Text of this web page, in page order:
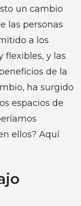
un cambio
las personas
a los
flexibles, y las
de la
ha surgido
espacios de
ellos? Aquí